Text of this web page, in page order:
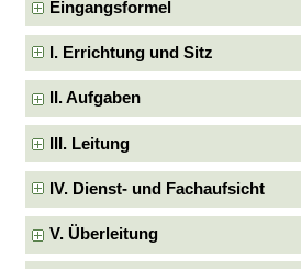
Eingangsformel
I. Errichtung und Sitz
II. Aufgaben
III. Leitung
IV. Dienst- und Fachaufsicht
V. Überleitung